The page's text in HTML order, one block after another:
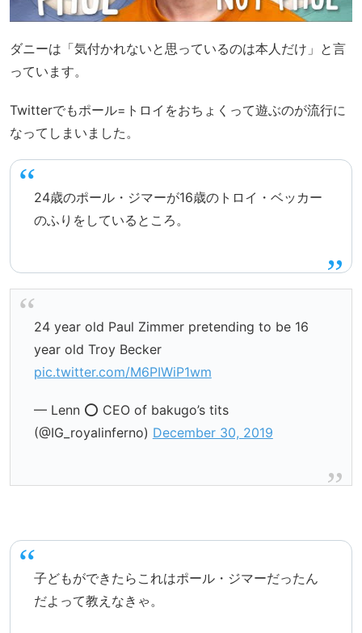
ダニーは「気付かれないと思っているのは本人だけ」と言
っています。
Twitterでもポール=トロイをおちょくって遊ぶのが流行に
なってしまいました。
24歳のポール・ジマーが16歳のトロイ・ベッカー
のふりをしているところ。
24 year old Paul Zimmer pretending to be 16
year old Troy Becker
pic.twitter.com/M6PIWiP1wm
— Lenn ⭕️ CEO of bakugo’s tits
(@IG_royalinferno) December 30, 2019
子どもができたらこれはポール・ジマーだったん
だよって教えなきゃ。